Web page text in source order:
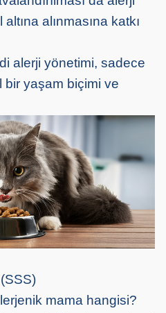
alınmasına katkı
alerji yönetimi, sadece
bir yaşam biçimi ve
mama hangisi?